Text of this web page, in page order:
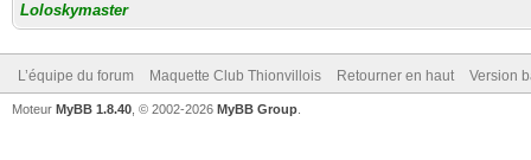
Loloskymaster
L’équipe du forum Maquette Club Thionvillois Retourner en haut Version
Moteur MyBB 1.8.40 , © 2002-2026 MyBB Group